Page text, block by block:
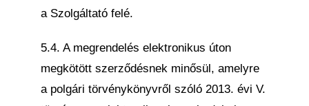
a Szolgáltató felé.
5.4. A megrendelés elektronikus úton
megkötött szerződésnek minősül, amelyre
a polgári törvénykönyvről szóló 2013. évi V.